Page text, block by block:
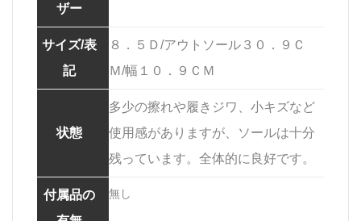
ザー
サイズ/表
記
８．５Ｄ/アウトソール３０．９Ｃ
Ｍ/幅１０．９ＣＭ
状態
多少の擦れや履きジワ、小キズなど
使用感がありますが、ソールは十分
残っています。全体的に良好です。
付属品の
無し